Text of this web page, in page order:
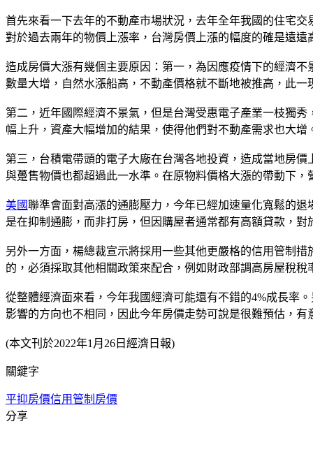
首先來看一下去年的不動產市場狀況，去年全年我國的住宅交
對於過去兩年的物價上漲率，台灣房價上漲的幅度的確是遠
造成房價大漲有幾個主要原因：第一，為因應疫情下的經濟
數量大增，自然水漲船高，不動產價格就不斷地被推高，此
第二，近年國際經濟不景氣，但是台灣受惠電子產業一枝獨秀
幅上升，資產大幅增加的結果，使得他們對不動產需求也大增
第三，台積電帶頭的電子大廠在台灣各地投資，造成當地房
與躉售物價也都超過此一水準。在原物料價格大漲的帶動下
美國聯準會面對高漲的通膨壓力，今年已經加速量化寬鬆的
是在抑制通膨，而非打房，但因購屋者通常都有高額貸款，
另外一方面，楊總裁宣示將採用一些其他更嚴格的信用管制
的，必須採取其他相關政策來配合，例如財政部調高房屋稅
從整體經濟面來看，今年我國經濟可能還有不錯的4%成長率
影響的方向也不相同，因此今年房價走勢可說是很難預估，
(本文刊於2022年1月26日經濟日報)
關鍵字
平抑房價信用管制 房價
分享